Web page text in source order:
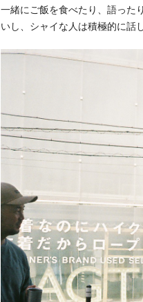
一緒にご飯を食べたり、語った
いし、シャイな人は積極的に話